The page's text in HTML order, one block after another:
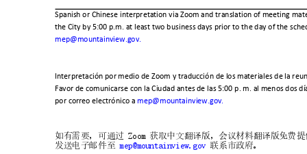
Spanish or Chinese interpretation via Zoom and translation of meeting
the City by 5:00 p.m. at least two business days prior to the day of the
mep@mountainview.gov.
Interpretación por medio de Zoom y traducción de los materiales de la
Favor de comunicarse con la Ciudad antes de las 5:00 p. m. al menos dos
por correo electrónico amep@mountainview.gov.
如有需要，可通过 Zoom 获取中文翻译版，会议材料翻译版免费
发送电子邮件至mep@mountainview.gov联系市政府。